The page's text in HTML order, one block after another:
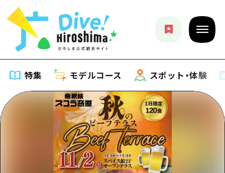
特集 モデルコース スポット・体験
特集
特集一覧
おすすめ
モデルコース
モデルコース一覧